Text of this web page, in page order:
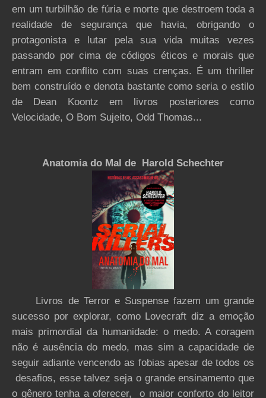
em um turbilhão de fúria e morte que destroem toda a
realidade de segurança que havia, obrigando o
protagonista e lutar pela sua vida muitas vezes
passando por cima de códigos éticos e morais que
entram em conflito com suas crenças. É um thriller
bem construído e denota bastante como seria o estilo
de Dean Koontz em livros posteriores como
Velocidade, O Bom Sujeito, Odd Thomas...
Anatomia do Mal de Harold Schechter
Livros de Terror e Suspense fazem um grande
sucesso por explorar, como Lovecraft diz a emoção
mais primordial da humanidade: o medo. A coragem
não é ausência do medo, mas sim a capacidade de
seguir adiante vencendo as fobias apesar de todos os
desafios, esse talvez seja o grande ensinamento que
o gênero tenha a oferecer, o maior conforto do leitor